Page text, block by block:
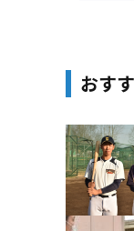
おす